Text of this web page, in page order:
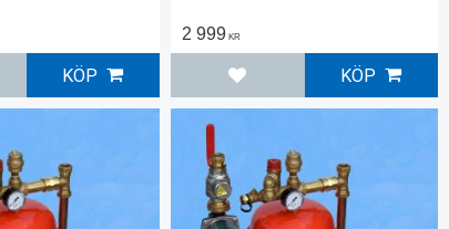
i favoriter
KÖP
2 999 KR
Lägg till i favoriter
KÖP